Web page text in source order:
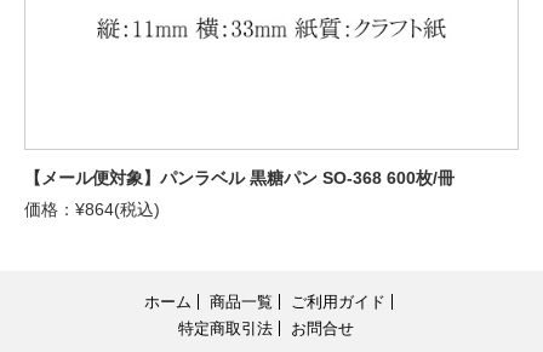
【メール便対象】パンラベル 黒糖パン SO-368 600枚/冊
価格：¥864(税込)
ホーム 商品一覧
ご利用ガイド
特定商取引法
お問合せ